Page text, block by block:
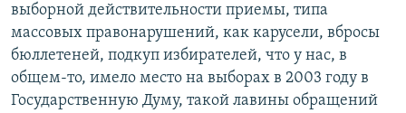
выборной действительности приемы, типа
массовых правонарушений, как карусели, вбросы
бюллетеней, подкуп избирателей, что у нас, в
общем-то, имело место на выборах в 2003 году в
Государственную Думу, такой лавины обращений